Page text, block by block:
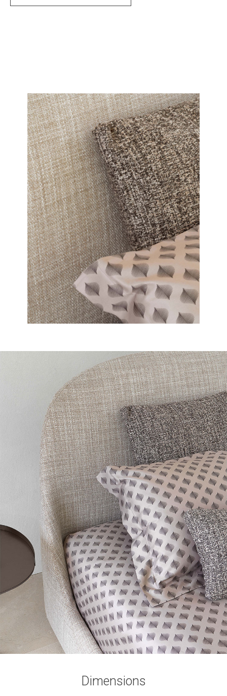
Dimensions